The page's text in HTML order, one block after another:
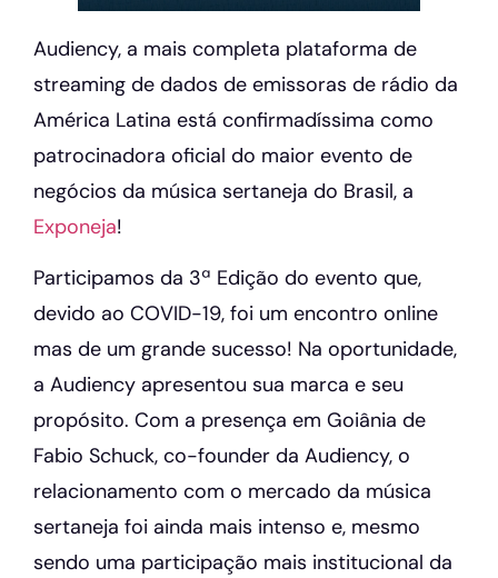
Audiency, a mais completa plataforma de
streaming de dados de emissoras de rádio da
América Latina está confirmadíssima como
patrocinadora oficial do maior evento de
negócios da música sertaneja do Brasil, a
Exponeja!
Participamos da 3ª Edição do evento que,
devido ao COVID-19, foi um encontro online
mas de um grande sucesso! Na oportunidade,
a Audiency apresentou sua marca e seu
propósito. Com a presença em Goiânia de
Fabio Schuck, co-founder da Audiency, o
relacionamento com o mercado da música
sertaneja foi ainda mais intenso e, mesmo
sendo uma participação mais institucional da